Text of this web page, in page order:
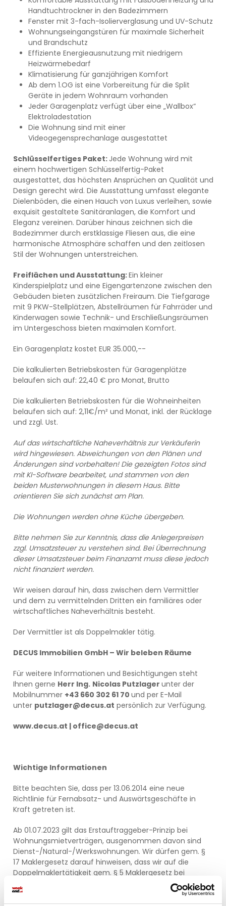
Handtuchtrockner in den Badezimmern
Fenster mit 3-fach-Isolierverglasung und UV-Schutz
Wohnungseingangstüren für maximale Sicherheit
und Brandschutz
Effiziente Energieausnutzung mit niedrigem
Heizwärmebedarf
Klimatisierung für ganzjährigen Komfort
Ab dem 1.OG ist eine Vorbereitung für die Split
Geräte in jedem Wohnraum vorhanden
Jeder Garagenplatz verfügt über eine „Wallbox“
Elektroladestation
Die Wohnung sind mit einer
Videogegensprechanlage ausgestattet
Schlüsselfertiges Paket: Jede Wohnung wird mit
einem hochwertigen Schlüsselfertig-Paket
ausgestattet, das höchsten Ansprüchen an Qualität und
Design gerecht wird. Die Ausstattung umfasst elegante
Dielenböden, die einen Hauch von Luxus verleihen, sowie
exquisit gestaltete Sanitäranlagen, die Komfort und
Eleganz vereinen. Darüber hinaus zeichnen sich die
Badezimmer durch erstklassige Fliesen aus, die eine
harmonische Atmosphäre schaffen und den zeitlosen
Stil der Wohnungen unterstreichen.
Freiflächen und Ausstattung:Ein kleiner
Kinderspielplatz und eine Eigengartenzone zwischen den
Gebäuden bieten zusätzlichen Freiraum. Die Tiefgarage
mit 9 PKW-Stellplätzen, Abstellräumen für Fahrräder und
Kinderwagen sowie Technik- und Erschließungsräumen
im Untergeschoss bieten maximalen Komfort.
Ein Garagenplatz kostet EUR 35.000,--
Die kalkulierten Betriebskosten für Garagenplätze
belaufen sich auf: 22,40 € pro Monat, Brutto
Die kalkulierten Betriebskosten für die Wohneinheiten
belaufen sich auf: 2,11€/m² und Monat, inkl. der Rücklage
und zzgl. Ust.
Auf das wirtschaftliche Naheverhältnis zur Verkäuferin
wird hingewiesen. Abweichungen von den Plänen und
Änderungen sind vorbehalten! Die gezeigten Fotos sind
mit KI-Software bearbeitet, und stammen von den
beiden Musterwohnungen in diesem Haus. Bitte
orientieren Sie sich zunächst am Plan.
Die Wohnungen werden ohne Küche übergeben.
Bitte nehmen Sie zur Kenntnis, dass dieAnlegerpreisen
zzgl. Umsatzsteuer zu verstehen sind. Bei Überrechnung
dieser Umsatzsteuer beim Finanzamt muss diese jedoch
nicht finanziert werden.
Wir weisen darauf hin, dass zwischen dem Vermittler
und dem zu vermittelnden Dritten ein familiäres oder
wirtschaftliches Naheverhältnis besteht.
Der Vermittler ist als Doppelmakler tätig.
DECUS Immobilien GmbH – Wir beleben Räume
Für weitere Informationen und Besichtigungen steht
Ihnen gerne Herr Ing. Nicolas Putzlager unter der
Mobilnummer +43 660 302 61 70 und per E-Mail
unter putzlager@decus.at persönlich zur Verfügung.
www.decus.at | office@decus.at
Wichtige Informationen
Bitte beachten Sie, dass per 13.06.2014 eine neue
Richtlinie für Fernabsatz- und Auswärtsgeschäfte in
Kraft getreten ist.
Ab 01.07.2023 gilt das Erstauftraggeber-Prinzip bei
Wohnungsmietverträgen, ausgenommen davon sind
Dienst-/Natural-/Werkswohnungen. Wir dürfen gem. §
17 Maklergesetz darauf hinweisen, dass wir auf die
Doppelmaklertätigkeit gem. § 5 Maklergesetz bei
Wohnungsmietverträgen verzichten und nur noch
einseitig tätig sind (bei den restlichen Vermittlungsarten